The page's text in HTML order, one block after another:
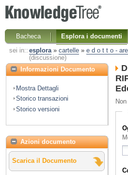
Bacheca
Esplora i documenti
sei in:: esplora» cartelle» e d o t t o -
(discussione)
Informazioni Documento
Mostra Dettagli
Storico transazioni
Storico versioni
Azioni documento
Scarica il Documento